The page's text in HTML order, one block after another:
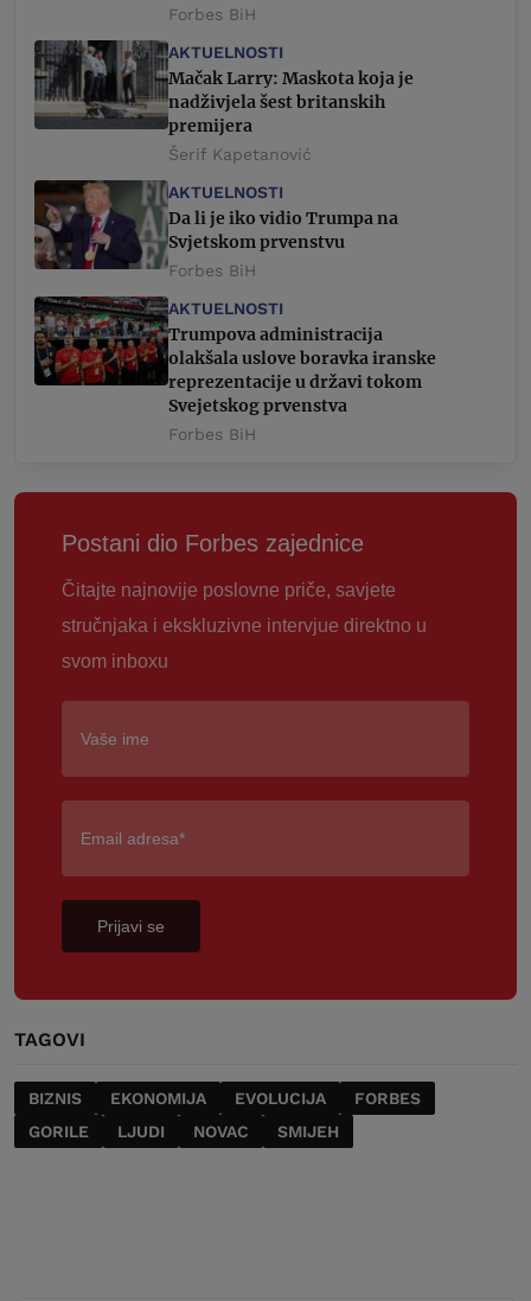
Forbes BiH
AKTUELNOSTI
Mačak Larry: Maskota koja je
nadživjela šest britanskih
premijera
Šerif Kapetanović
AKTUELNOSTI
Da li je iko vidio Trumpa na
Svjetskom prvenstvu
Forbes BiH
AKTUELNOSTI
Trumpova administracija
olakšala uslove boravka iranske
reprezentacije u državi tokom
Svejetskog prvenstva
Forbes BiH
Postani dio Forbes zajednice
Čitajte najnovije poslovne priče, savjete
stručnjaka i ekskluzivne intervjue direktno u
svom inboxu
Prijavi se
TAGOVI
BIZNIS EKONOMIJA EVOLUCIJA
FORBES
GORILE
LJUDI NOVAC SMIJEH